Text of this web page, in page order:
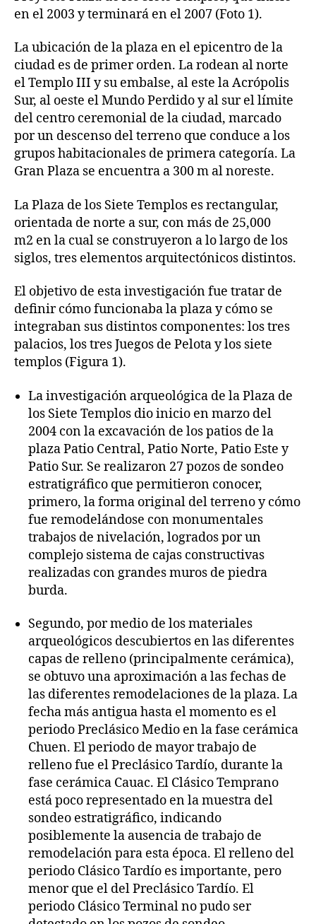
en el 2003 y terminará en el 2007 (Foto 1).
La ubicación de la plaza en el epicentro de la
ciudad es de primer orden. La rodean al norte
el Templo III y su embalse, al este la Acrópolis
Sur, al oeste el Mundo Perdido y al sur el límite
del centro ceremonial de la ciudad, marcado
por un descenso del terreno que conduce a los
grupos habitacionales de primera categoría. La
Gran Plaza se encuentra a 300 m al noreste.
La Plaza de los Siete Templos es rectangular,
orientada de norte a sur, con más de 25,000
m2 en la cual se construyeron a lo largo de los
siglos, tres elementos arquitectónicos distintos.
El objetivo de esta investigación fue tratar de
definir cómo funcionaba la plaza y cómo se
integraban sus distintos componentes: los tres
palacios, los tres Juegos de Pelota y los siete
templos (Figura 1).
La investigación arqueológica de la Plaza de
los Siete Templos dio inicio en marzo del
2004 con la excavación de los patios de la
plaza Patio Central, Patio Norte, Patio Este y
Patio Sur. Se realizaron 27 pozos de sondeo
estratigráfico que permitieron conocer,
primero, la forma original del terreno y cómo
fue remodelándose con monumentales
trabajos de nivelación, logrados por un
complejo sistema de cajas constructivas
realizadas con grandes muros de piedra
burda.
Segundo, por medio de los materiales
arqueológicos descubiertos en las diferentes
capas de relleno (principalmente cerámica),
se obtuvo una aproximación a las fechas de
las diferentes remodelaciones de la plaza. La
fecha más antigua hasta el momento es el
periodo Preclásico Medio en la fase cerámica
Chuen. El periodo de mayor trabajo de
relleno fue el Preclásico Tardío, durante la
fase cerámica Cauac. El Clásico Temprano
está poco representado en la muestra del
sondeo estratigráfico, indicando
posiblemente la ausencia de trabajo de
remodelación para esta época. El relleno del
periodo Clásico Tardío es importante, pero
menor que el del Preclásico Tardío. El
periodo Clásico Terminal no pudo ser